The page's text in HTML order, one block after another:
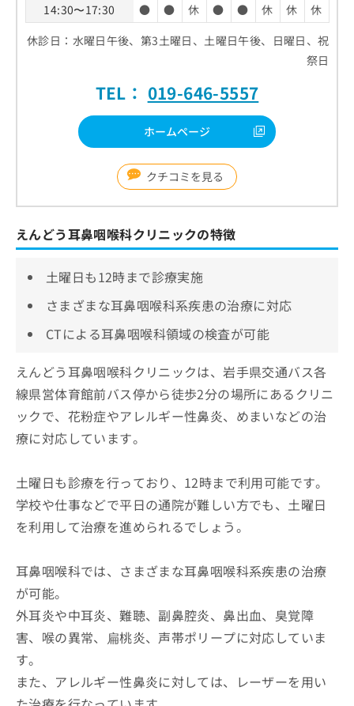
14:30〜17:30
● ● 休 ● ● 休 休
休
休診日：水曜日午後、第3土曜日、土曜日午後、日曜日、祝
祭日
TEL： 019-646-5557
ホームページ
クチコミを見る
えんどう耳鼻咽喉科クリニックの特徴
土曜日も12時まで診療実施
さまざまな耳鼻咽喉科系疾患の治療に対応
CTによる耳鼻咽喉科領域の検査が可能
えんどう耳鼻咽喉科クリニックは、岩手県交通バス各
線県営体育館前バス停から徒歩2分の場所にあるクリニ
ックで、花粉症やアレルギー性鼻炎、めまいなどの治
療に対応しています。
土曜日も診療を行っており、12時まで利用可能です。
学校や仕事などで平日の通院が難しい方でも、土曜日
を利用して治療を進められるでしょう。
耳鼻咽喉科では、さまざまな耳鼻咽喉科系疾患の治療
が可能。
外耳炎や中耳炎、難聴、副鼻腔炎、鼻出血、臭覚障
害、喉の異常、扁桃炎、声帯ポリープに対応していま
す。
また、アレルギー性鼻炎に対しては、レーザーを用い